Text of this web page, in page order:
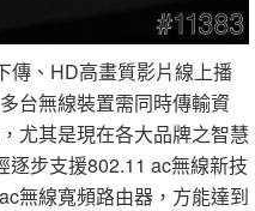
傳、HD高畫質影片線上播
台無線裝置需同時傳輸資
尤其是現在各大品牌之智慧
逐步支援802.11 ac無線新技
無線寬頻路由器，方能達到